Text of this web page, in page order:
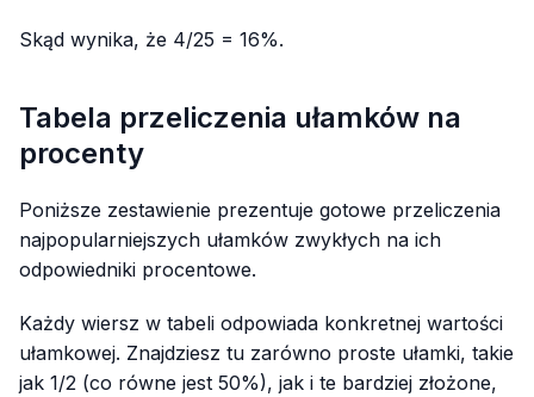
Skąd wynika, że 4/25 = 16%.
Tabela przeliczenia ułamków na
procenty
Poniższe zestawienie prezentuje gotowe przeliczenia
najpopularniejszych ułamków zwykłych na ich
odpowiedniki procentowe.
Każdy wiersz w tabeli odpowiada konkretnej wartości
ułamkowej. Znajdziesz tu zarówno proste ułamki, takie
jak 1/2 (co równe jest 50%), jak i te bardziej złożone,